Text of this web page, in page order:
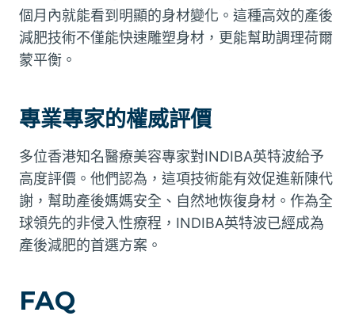
個月內就能看到明顯的身材變化。這種高效的產後
減肥技術不僅能快速雕塑身材，更能幫助調理荷爾
蒙平衡。
專業專家的權威評價
多位香港知名醫療美容專家對INDIBA英特波給予
高度評價。他們認為，這項技術能有效促進新陳代
謝，幫助產後媽媽安全、自然地恢復身材。作為全
球領先的非侵入性療程，INDIBA英特波已經成為
產後減肥的首選方案。
FAQ